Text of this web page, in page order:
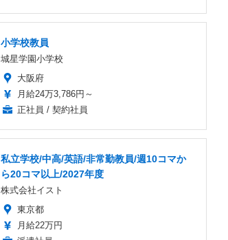
小学校教員
城星学園小学校
大阪府
月給24万3,786円～
正社員 / 契約社員
私立学校/中高/英語/非常勤教員/週10コマか
ら20コマ以上/2027年度
株式会社イスト
東京都
月給22万円